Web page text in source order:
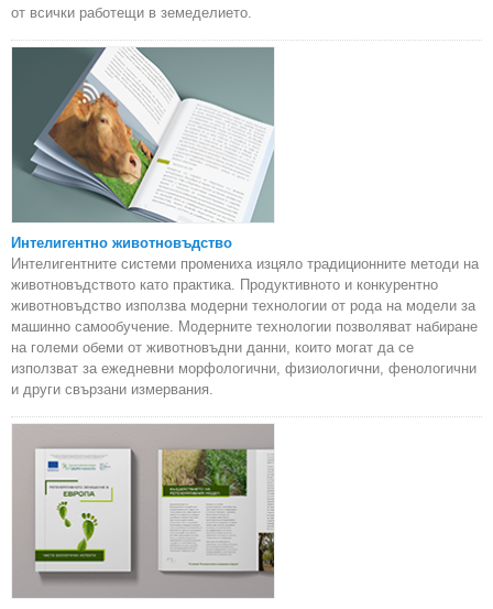
от всички работещи в земеделието.
Интелигентно животновъдство
Интелигентните системи промениха изцяло традиционните методи на
животновъдството като практика. Продуктивното и конкурентно
животновъдство използва модерни технологии от рода на модели за
машинно самообучение. Модерните технологии позволяват набиране
на големи обеми от животновъдни данни, които могат да се
използват за ежедневни морфологични, физиологични, фенологични
и други свързани измервания.